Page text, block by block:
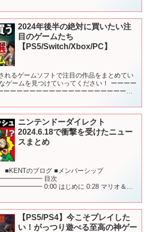
2024年後半の絶対に買いたい注
目のゲームたち
【PS5/Switch/Xbox/PC】
れるゲームソフトで注目の作品をまとめてい
ゲームを見つけていってください！ ーーーー
ーーーーーーーーーーーーーーーーーーー
ニンテンドーダイレクト
2024.6.18で衝撃を受けたニュー
スまとめ
■KENTのブログ ■メンバーシップ
目次
0:00 はじめに 0:28 マリオ＆ル
【PS5/PS4】今こそプレイした
い！がっつり遊べる至高の神ゲー